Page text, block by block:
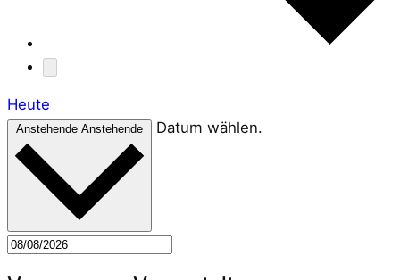
Heute
Anstehende Anstehende Datum wählen.